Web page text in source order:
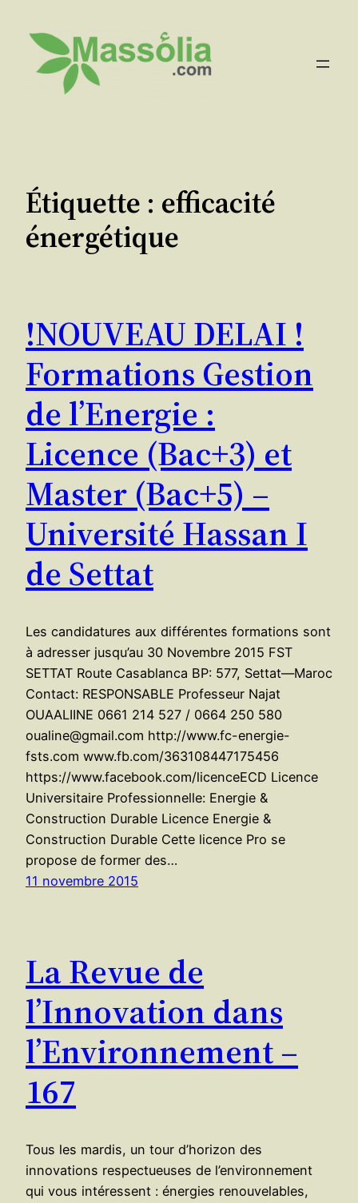
contenu
Étiquette : efficacité
énergétique
!NOUVEAU DELAI !
Formations Gestion
de l’Energie :
Licence (Bac+3) et
Master (Bac+5) –
Université Hassan I
de Settat
Les candidatures aux différentes formations sont
à adresser jusqu’au 30 Novembre 2015 FST
SETTAT Route Casablanca BP: 577, Settat—Maroc
Contact: RESPONSABLE Professeur Najat
OUAALIINE 0661 214 527 / 0664 250 580
oualine@gmail.com http://www.fc-energie-
fsts.com www.fb.com/363108447175456
https://www.facebook.com/licenceECD Licence
Universitaire Professionnelle: Energie &
Construction Durable Licence Energie &
Construction Durable Cette licence Pro se
propose de former des…
11 novembre 2015
La Revue de
l’Innovation dans
l’Environnement –
167
Tous les mardis, un tour d’horizon des
innovations respectueuses de l’environnement
qui vous intéressent : énergies renouvelables,